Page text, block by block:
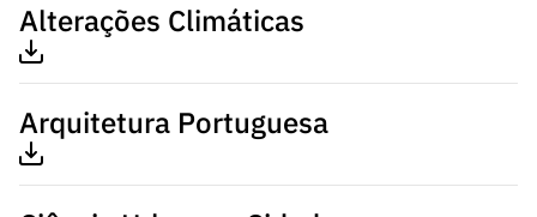
Alterações Climáticas
Arquitetura Portuguesa